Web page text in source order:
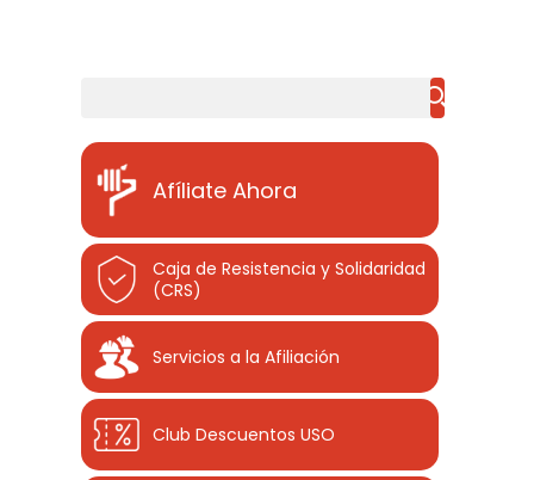
Afíliate Ahora
Caja de Resistencia y Solidaridad
(CRS)
Servicios a la Afiliación
Club Descuentos USO